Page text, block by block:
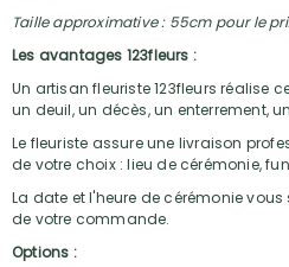
Taille approximative : 55cm pour le
Les avantages 123fleurs :
Un artisan fleuriste 123fleurs réalise
un deuil, un décès, un enterrement,
Le fleuriste assure une livraison
de votre choix : lieu de cérémonie,
La date et l'heure de cérémonie
de votre commande.
Options :